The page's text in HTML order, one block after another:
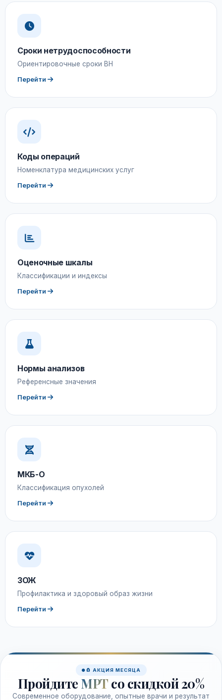
Сроки нетрудоспособности
Ориентировочные сроки ВН
Перейти
Коды операций
Номенклатура медицинских услуг
Перейти
Оценочные шкалы
Классификации и индексы
Перейти
Нормы анализов
Референсные значения
Перейти
МКБ-О
Классификация опухолей
Перейти
ЗОЖ
Профилактика и здоровый образ жизни
Перейти
🧲 АКЦИЯ МЕСЯЦА
Пройдите МРТ со скидкой 20%
Современное оборудование, опытные врачи и результат